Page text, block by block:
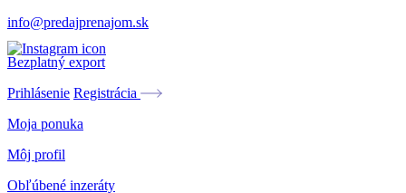
info@predajprenajom.sk
Bezplatný export
Prihlásenie Registrácia
Moja ponuka
Môj profil
Obľúbené inzeráty